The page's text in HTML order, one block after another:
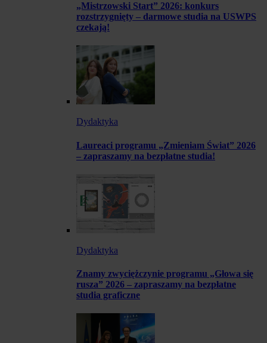
„Mistrzowski Start” 2026: konkurs
rozstrzygnięty – darmowe studia na USWPS
czekają!
Dydaktyka
Laureaci programu „Zmieniam Świat” 2026
– zapraszamy na bezpłatne studia!
Dydaktyka
Znamy zwyciężczynie programu „Głowa się
rusza” 2026 – zapraszamy na bezpłatne
studia graficzne